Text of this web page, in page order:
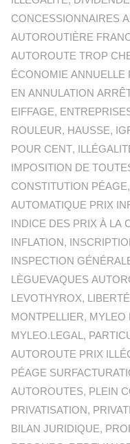
CONCESSIONNAIRES
AUTOROUTIÈRE
AUTOROUTE TROP
ÉCONOMIE
EN ANNULATION
EIFFAGE,
ROULEUR, HAUSSE,
POUR CENT,
IMPOSITION DE
CONSTITUTION PÉAGE,
AUTOMATIQUE PRIX
INDICE DES PRIX À LA
INFLATION,
INSPECTION
LÈGUEVAQUES
LEVOTHYROX,
MONTPELLIER, MYLEO
MYLEO.LEGAL,
AUTOROUTE PRIX
PÉAGE
AUTOROUTES, PLEIN
PRIVATISATION,
BILAN JURIDIQUE,